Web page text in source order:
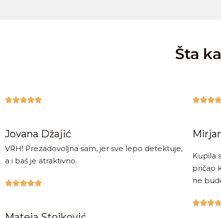
Šta

Jovana Džajić
VRH! Prezadovoljna sam, jer sve lepo detektuje,
a i baš je atraktivno.


Kupila
pričao
ne
